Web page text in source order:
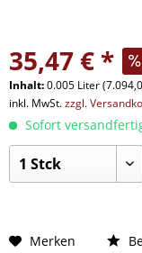
35,47 € *
Inhalt:0.005 Liter
inkl. MwSt.zzgl.
Sofort
Merken